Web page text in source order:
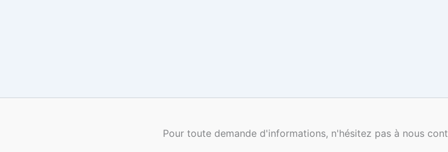
Pour toute demande d'informations, n'hésitez pas à nous